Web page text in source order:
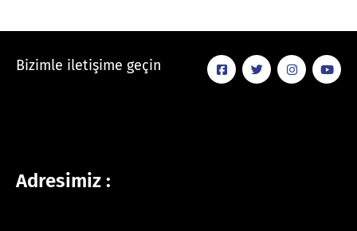
Bizimle iletişime geçin
Adresimiz :